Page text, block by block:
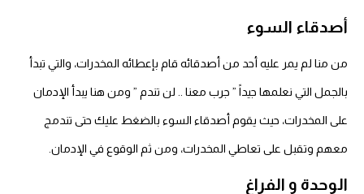
أصدقاء السوء
من منا لم يمر عليه أحد من أصدقائه قام بإعطائه المخدرات، والتي تبدأ
بالجمل التي نعلمها جيداً ” جرب معنا .. لن تندم ” ومن هنا يبدأ الإدمان
على المخدرات، حيث يقوم أصدقاء السوء بالضغط عليك حتى تندمج
معهم وتقبل على تعاطي المخدرات، ومن ثم الوقوع في الإدمان.
الوحدة و الفراغ